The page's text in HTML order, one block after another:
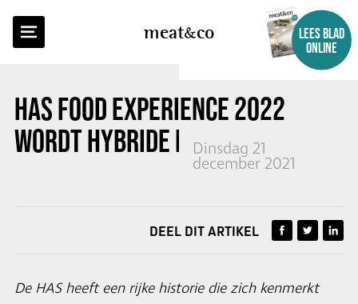
meatco
LEES BLAD
ONLINE
HAS FOOD EXPERIENCE 2022
WORDT HYBRIDE EVENT
Dinsdag 21
december 2021
TERUG NAAR OVERZICHT
DEEL DIT ARTIKEL
De HAS heeft een rijke historie die zich kenmerkt